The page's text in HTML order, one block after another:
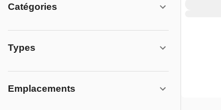
Catégories
Types
Emplacements